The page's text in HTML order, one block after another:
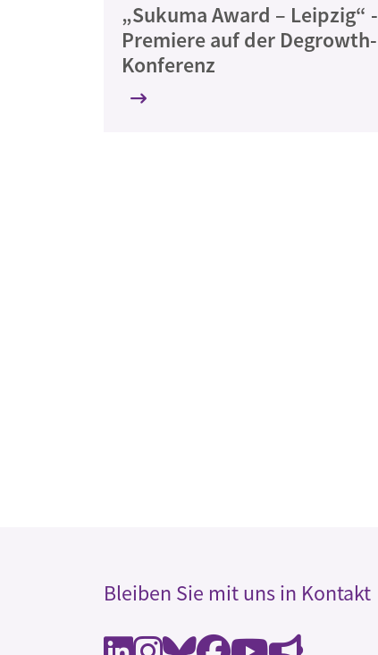
„Sukuma Award – Leipzig“ -
Premiere auf der Degrowth-
Konferenz
Bleiben Sie mit uns in Kontakt